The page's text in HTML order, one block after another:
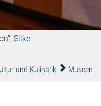
Silke
und Kulinarik Museen